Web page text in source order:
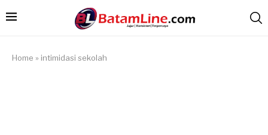
Home » intimidasi sekolah